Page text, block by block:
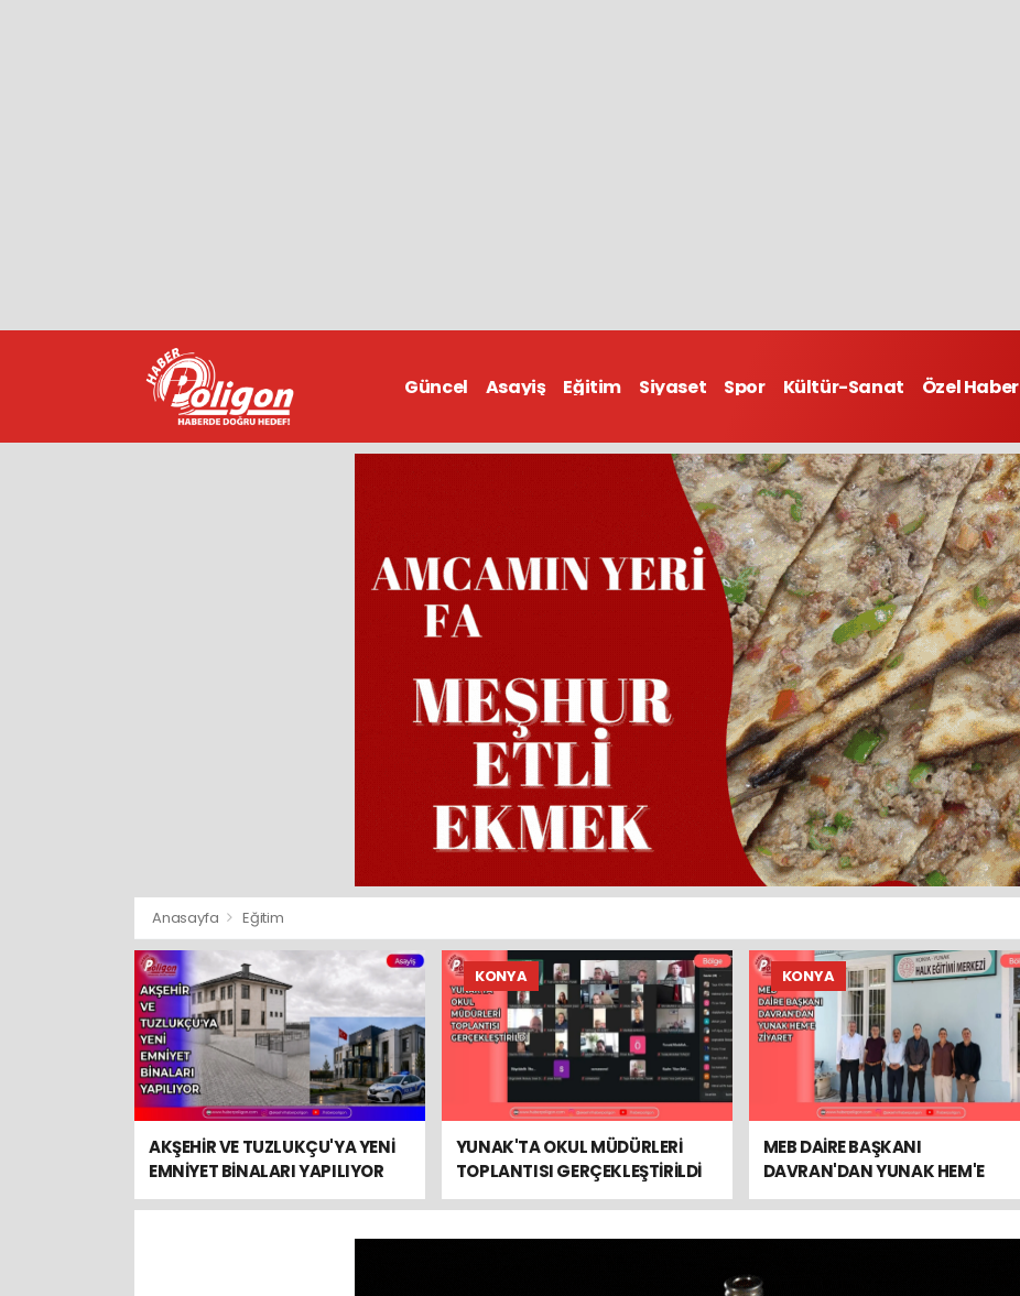
Güncel Asayiş Eğitim Siyaset Spor Kültür-Sanat Özel Haber
Anasayfa Eğitim
AKŞEHİR VE TUZLUKÇU'YA YENİ
EMNİYET BİNALARI YAPILIYOR
KONYA
YUNAK'TA OKUL MÜDÜRLERİ
TOPLANTISI GERÇEKLEŞTİRİLDİ
KONYA
MEB DAİRE BAŞKANI
DAVRAN'DAN YUNAK HEM'E
ZİYARET